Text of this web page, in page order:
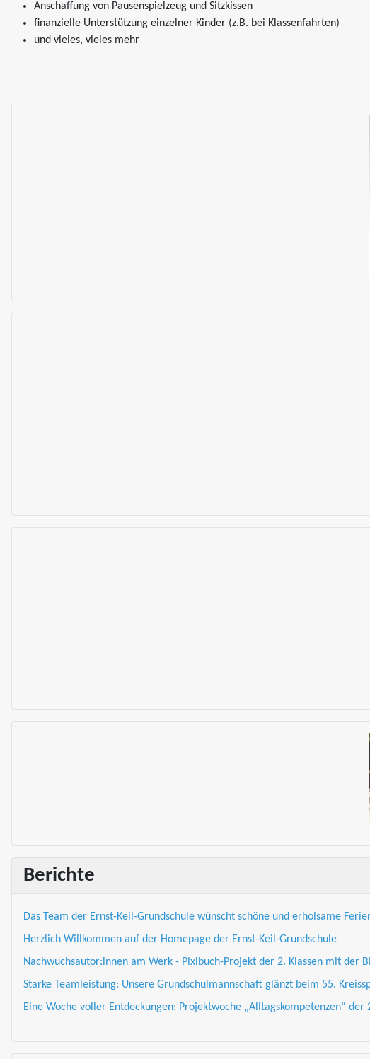
Anschaffung von Pausenspielzeug und Sitzkissen
finanzielle Unterstützung einzelner Kinder (z.B. bei Klassenfahrten)
und vieles, vieles mehr
Berichte
Das Team der Ernst-Keil-Grundschule wünscht schöne und erholsame
Herzlich Willkommen auf der Homepage der Ernst-Keil-Grundschule
Nachwuchsautor:innen am Werk - Pixibuch-Projekt der 2. Klassen mit der
Starke Teamleistung: Unsere Grundschulmannschaft glänzt beim 55.
Eine Woche voller Entdeckungen: Projektwoche „Alltagskompetenzen“ der